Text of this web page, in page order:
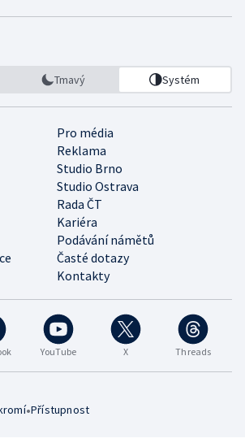
Tmavý Systém
Pro média
Reklama
Studio Brno
Studio Ostrava
Rada ČT
Kariéra
Podávání námětů
Časté dotazy
Kontakty
YouTube X Threads
•Přístupnost